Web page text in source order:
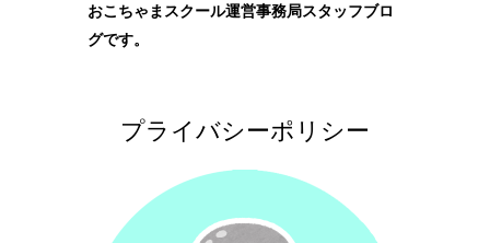
おこちゃまスクール運営事務局スタッフブロ
グです。
プライバシーポリシー